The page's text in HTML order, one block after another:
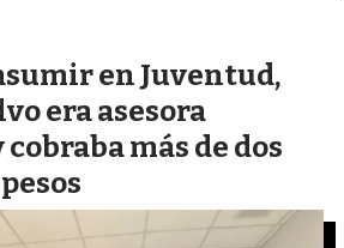
en Juventud,
era asesora
más de dos